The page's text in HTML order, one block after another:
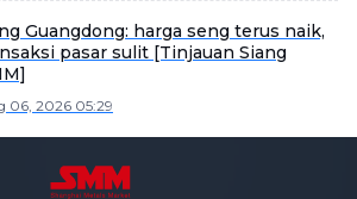
Guangdong: harga seng terus naik,
pasar sulit [Tinjauan Siang
06, 2026 05:29